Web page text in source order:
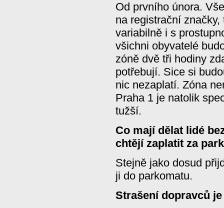
Od prvního února.
na registrační
variabilně i s
všichni obyvatelé
zóně dvě tři hodiny
potřebují. Sice si
nic nezaplatí. Zóna
Praha 1 je natolik
tužší.
Co mají dělat lidé
chtějí zaplatit za
Stejně jako dosud
ji do parkomatu.
Strašení dopravců